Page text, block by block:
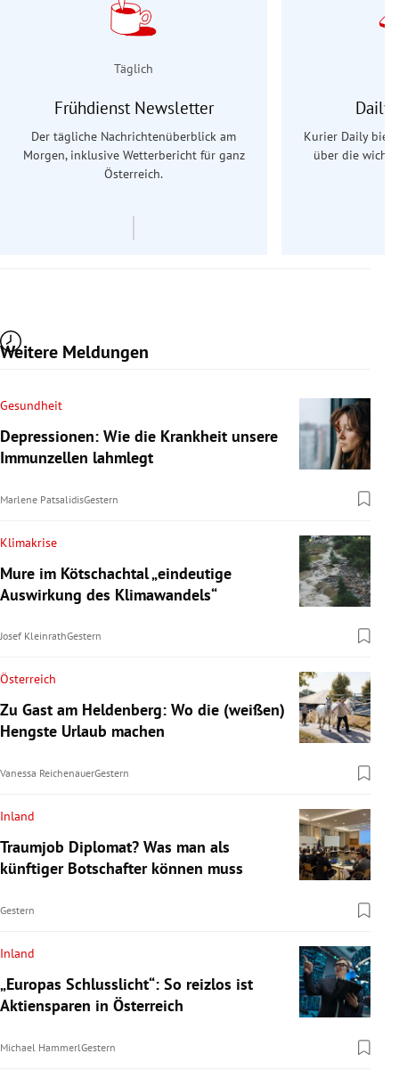
Täglich
Frühdienst Newsletter
Der tägliche Nachrichtenüberblick am
Morgen, inklusive Wetterbericht für ganz
Österreich.
Daily
Kurier Daily
über die
Weitere Meldungen
Gesundheit
Depressionen: Wie die Krankheit unsere
Immunzellen lahmlegt
Marlene PatsalidisGestern
Klimakrise
Mure im Kötschachtal „eindeutige
Auswirkung des Klimawandels“
Josef KleinrathGestern
Österreich
Zu Gast am Heldenberg: Wo die (weißen)
Hengste Urlaub machen
Vanessa ReichenauerGestern
Inland
Traumjob Diplomat? Was man als
künftiger Botschafter können muss
Gestern
Inland
„Europas Schlusslicht“: So reizlos ist
Aktiensparen in Österreich
Michael HammerlGestern